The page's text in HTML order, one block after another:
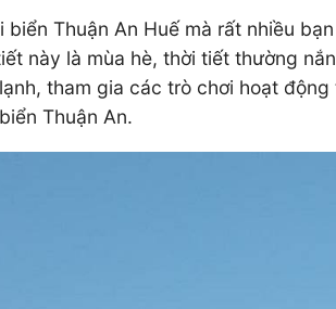
Thuận An Huế mà rất nhiều
này là mùa hè, thời tiết thường
tham gia các trò chơi hoạt
Thuận An.